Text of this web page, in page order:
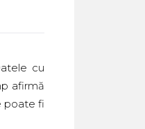
cu
afirmă
poate fi